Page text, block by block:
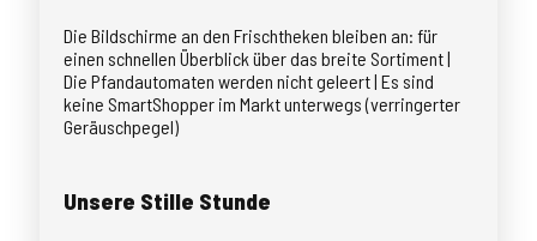
Die Bildschirme an den Frischtheken bleiben an: für
einen schnellen Überblick über das breite Sortiment |
Die Pfandautomaten werden nicht geleert | Es sind
keine SmartShopper im Markt unterwegs (verringerter
Geräuschpegel)
Unsere Stille Stunde